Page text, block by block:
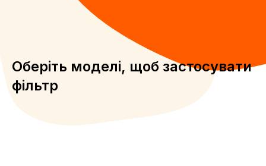
Оберіть моделі, щоб застосувати
фільтр